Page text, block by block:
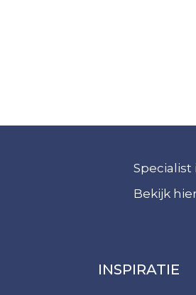
Bekijk
INSPIRATIE